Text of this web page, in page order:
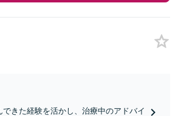
きた経験を活かし、治療中のアドバイ